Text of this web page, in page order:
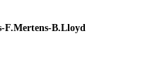
B.Lloyd